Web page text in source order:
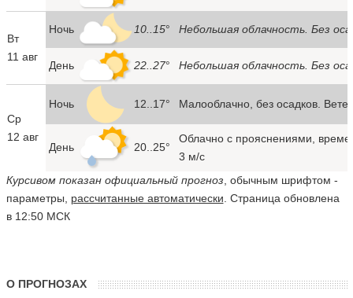
Вт
11 авг
Ночь 10..15° Небольшая облачность. Без
День 22..27° Небольшая облачность. Без
Ср
12 авг
Ночь 12..17° Малооблачно, без осадков.
День 20..25°
Облачно с прояснениями,
3 м/с
Курсивом показан официальный прогноз , обычным шрифтом -
параметры, рассчитанные автоматически . Страница обновлена
в 12:50 МСК
О ПРОГНОЗАХ